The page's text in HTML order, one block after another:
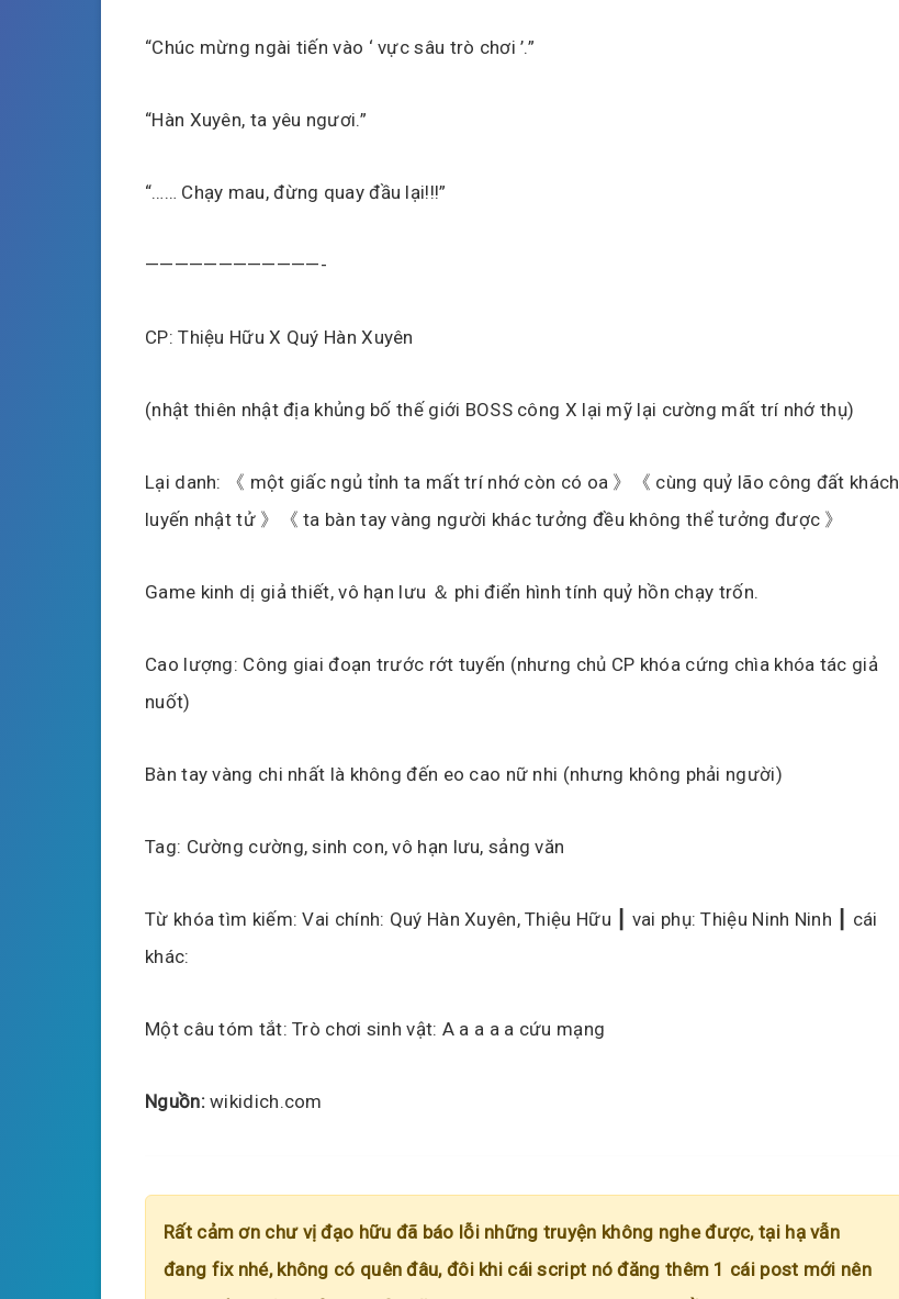
“Chúc mừng ngài tiến vào ‘ vực sâu trò chơi ’.”
“Hàn Xuyên, ta yêu ngươi.”
“…… Chạy mau, đừng quay đầu lại!!!”
————————————-
CP: Thiệu Hữu X Quý Hàn Xuyên
(nhật thiên nhật địa khủng bố thế giới BOSS công X lại mỹ lại cường mất trí nhớ thụ)
Lại danh: 《 một giấc ngủ tỉnh ta mất trí nhớ còn có oa 》《 cùng quỷ lão công đất khách
luyến nhật tử 》《 ta bàn tay vàng người khác tưởng đều không thể tưởng được 》
Game kinh dị giả thiết, vô hạn lưu ＆ phi điển hình tính quỷ hồn chạy trốn.
Cao lượng: Công giai đoạn trước rớt tuyến (nhưng chủ CP khóa cứng chìa khóa tác giả
nuốt)
Bàn tay vàng chi nhất là không đến eo cao nữ nhi (nhưng không phải người)
Tag: Cường cường, sinh con, vô hạn lưu, sảng văn
Từ khóa tìm kiếm: Vai chính: Quý Hàn Xuyên, Thiệu Hữu ┃ vai phụ: Thiệu Ninh Ninh ┃ cái
khác:
Một câu tóm tắt: Trò chơi sinh vật: A a a a a cứu mạng
Nguồn:wikidich.com
Rất cảm ơn chư vị đạo hữu đã báo lỗi những truyện không nghe được, tại hạ vẫn
đang fix nhé, không có quên đâu, đôi khi cái script nó đăng thêm 1 cái post mới nên